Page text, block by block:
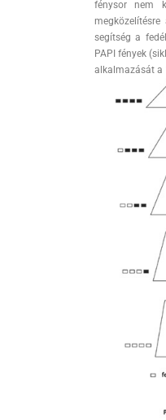
fénysor nem
segítség a
PAPI fények
alkalmazását a